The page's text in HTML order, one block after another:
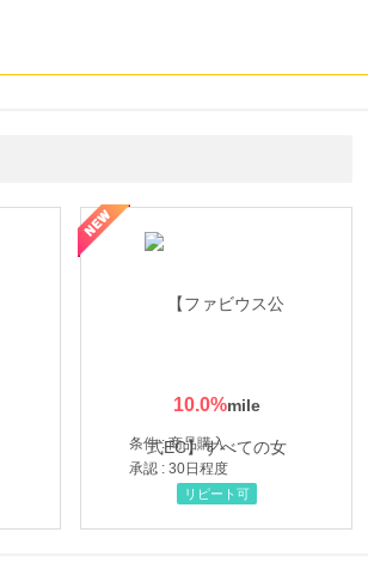
10.0%
条件 : 商品購入
承認 : 30日程度
リピート可